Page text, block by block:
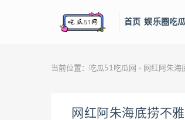
首页 娱乐圈吃瓜
当前位置： 吃瓜51吃瓜网 > 网红阿朱海
网红阿朱海底捞不